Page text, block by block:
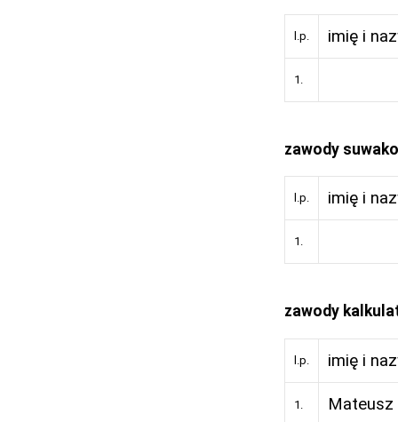
l.p. imię i
1.
zawody
l.p. imię i
1.
zawody
l.p. imię i
1.
Mateusz